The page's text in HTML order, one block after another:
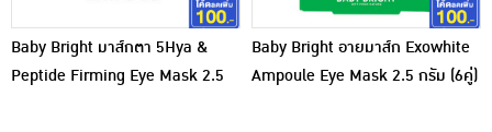
Baby Bright มาส์กตา 5Hya &
Peptide Firming Eye Mask 2.5
Baby Bright อายมาส์ก Exowhite
Ampoule Eye Mask 2.5 กรัม (6คู่)